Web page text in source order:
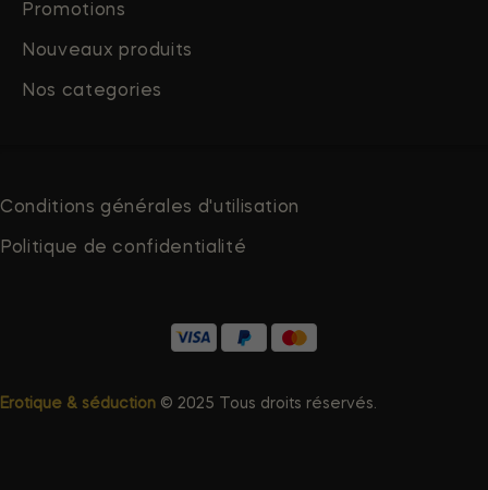
Promotions
Nouveaux produits
Nos categories
Conditions générales d'utilisation
Politique de confidentialité
Erotique & séduction © 2025 Tous droits réservés.